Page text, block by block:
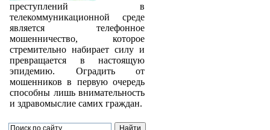
преступлений в
телекоммуникационной среде
является телефонное
мошенничество, которое
стремительно набирает силу и
превращается в настоящую
эпидемию. Оградить от
мошенников в первую очередь
способны лишь внимательность
и здравомыслие самих граждан.